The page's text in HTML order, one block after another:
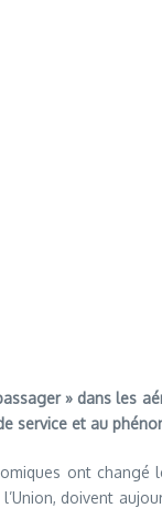
» dans
et au
ont
doivent